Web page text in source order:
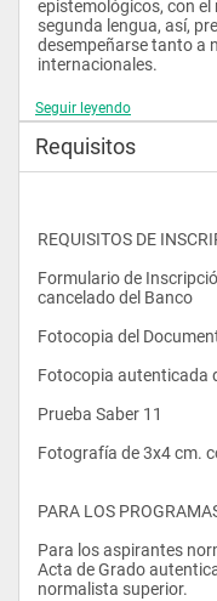
epistemológicos, con el
segunda lengua, así,
desempeñarse tanto a
internacionales.
VISION
En el año 2020, el
a nivel regional en los
investigativo, cultural y
e inclusión social.
Entre los ámbitos de
y las Organizaciones
instituciones y
ocupar cargos a nivel
seguimiento de las
así como también con
en proyectos de
Seguir leyendo
Requisitos
REQUISITOS DE
Formulario de
cancelado del Banco
Fotocopia del
Fotocopia autenticada
Prueba Saber 11
Fotografía de 3x4 cm.
PARA LOS
Para los aspirantes
Acta de Grado
normalista superior.